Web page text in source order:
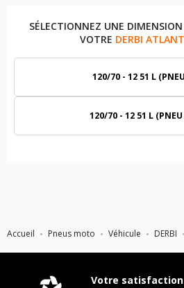
Accueil Pneus moto Véhicule DERBI
SÉLECTIONNEZ UNE
VOTRE DERBI
120/70 - 12 51 L
120/70 - 12 51 L (PNEU
Votre